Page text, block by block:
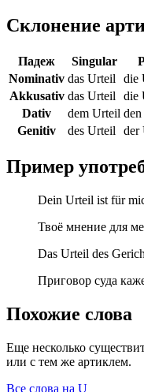
Склонение
Падеж Singular
Nominativ das Urteil
die
Akkusativ das Urteil
die
Dativ
dem Urteil
Genitiv
des Urteil der
Пример
Dein Urteil ist für
Твоё мнение для
Das Urteil des
Приговор суда
Похожие слова
Еще несколько
или с тем же артиклем.
Все слова на U